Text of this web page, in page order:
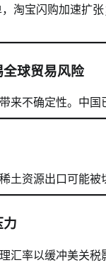
淘宝闪购加速扩
球贸易风险
不确定性。中国
资源出口可能被
率以缓冲美关税